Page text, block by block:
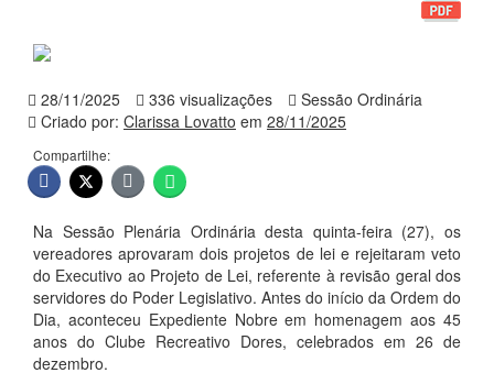
28/11/2025 336 visualizações
Sessão Ordinária
Criado por: Clarissa Lovatto em 28/11/2025
Compartilhe:
Na Sessão Plenária Ordinária desta quinta-feira (27), os
vereadores aprovaram dois projetos de lei e rejeitaram veto
do Executivo ao Projeto de Lei, referente à revisão geral dos
servidores do Poder Legislativo. Antes do início da Ordem do
Dia, aconteceu Expediente Nobre em homenagem aos 45
anos do Clube Recreativo Dores, celebrados em 26 de
dezembro.